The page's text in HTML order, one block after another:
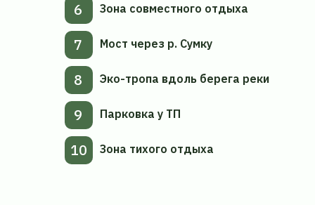
10 Зона тихого отдыха
9 Парковка у ТП
8 Эко-тропа вдоль берега реки
7 Мост через р. Сумку
6 Зона совместного отдыха